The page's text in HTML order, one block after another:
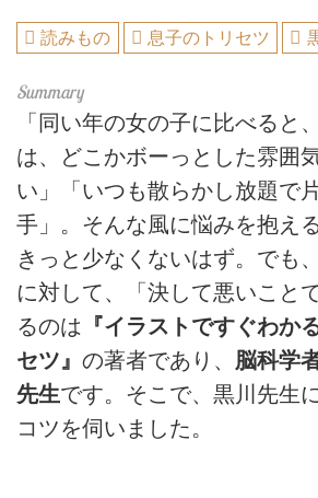
読みもの 息子のトリセツ
「同い年の女の子に比べると
は、どこかボーっとした雰囲
い」「いつも散らかし放題で
手」。そんな風に悩みを抱え
きっと少なくないはず。でも
に対して、「決して悪いこと
るのは 『イラストですぐわか
セツ』 の著者であり、 脳科学
先生です。そこで、黒川先生
コツを伺いました。